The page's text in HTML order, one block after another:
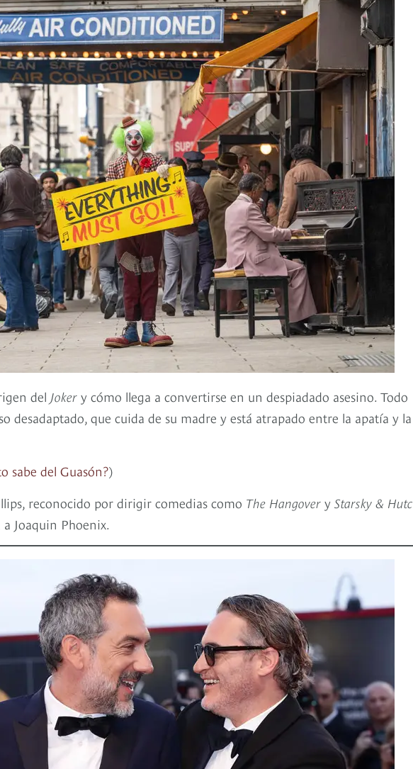
del Joker y cómo llega a convertirse en un despiadado asesino. Todo
desadaptado, que cuida de su madre y está atrapado entre la apatía y la
sabe del Guasón?)
reconocido por dirigir comedias como The Hangover y Starsky &
Joaquin Phoenix.